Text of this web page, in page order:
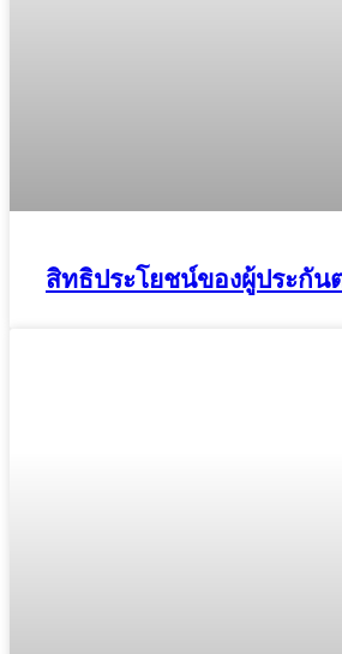
สิทธิประโยชน์ของผู้ประกั